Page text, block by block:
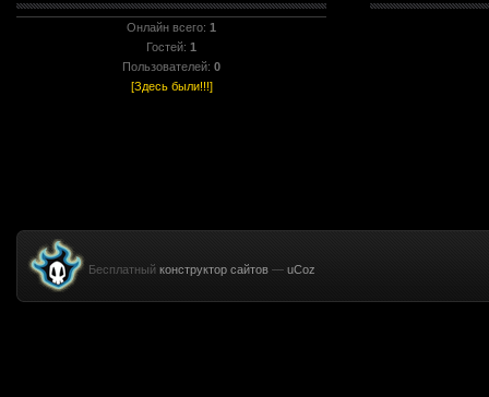
Онлайн всего: 1
Гостей: 1
Пользователей: 0
[Здесь были!!!]
Бесплатный конструктор сайтов — uCoz